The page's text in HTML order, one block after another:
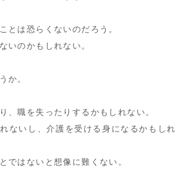
とは恐らくないのだろう。
いのかもしれない。
か。
、職を失ったりするかもしれない。
ないし、介護を受ける身になるかもしれ
ではないと想像に難くない。